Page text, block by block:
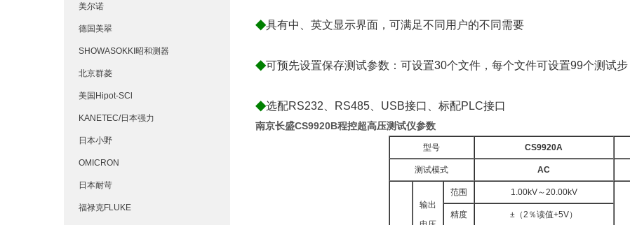
美尔诺
德国美翠
SHOWASOKKI昭和测器
北京群菱
美国Hipot-SCl
KANETEC/日本强力
日本小野
OMICRON
日本耐苛
福禄克FLUKE
◆具有中、英文显示界面，可满足不同用户的不同需要
◆可预先设置保存测试参数：可设置30个文件，每个文件可设置99个测试步
◆选配RS232、RS485、USB接口、标配PLC接口
南京长盛CS9920B程控超高压测试仪参数
型号 CS9920A
测试模式 AC
输出
范围 1.00kV～20.00kV
精度 ±（2％读值+5V）